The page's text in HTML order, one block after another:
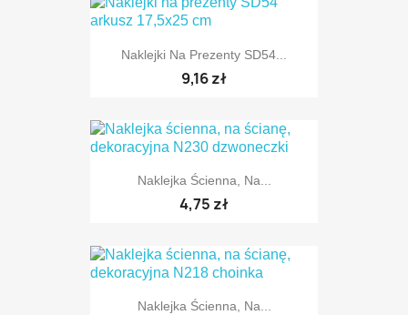
TYLKO ONLINE
Naklejki Na Prezenty SD54...
9,16 zł
TYLKO ONLINE
Naklejka Ścienna, Na...
4,75 zł
Naklejka Ścienna, Na...